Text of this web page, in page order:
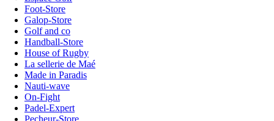
Foot-Store
Galop-Store
Golf and co
Handball-Store
House of Rugby
La sellerie de Maé
Made in Paradis
Nauti-wave
On-Fight
Padel-Expert
Pecheur-Store